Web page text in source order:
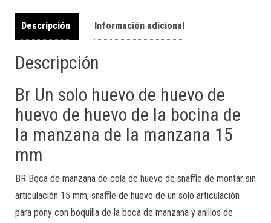
Descripción Información adicional
Descripción
Br Un solo huevo de huevo de
huevo de huevo de la bocina de
la manzana de la manzana 15
mm
BR Boca de manzana de cola de huevo de snaffle de montar sin
articulación 15 mm, snaffle de huevo de un solo articulación
para pony con boquilla de la boca de manzana y anillos de